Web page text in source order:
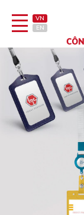
VN
EN
Danh sách
Bút
Đồ sứ quà
Bình/ca giữ
Hiển thị?: